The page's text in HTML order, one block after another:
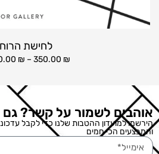
לחישת הרוח
350.00 ₪
–
₪
אוהבים לשמור על קשר? גם
הירשמו למועדון ההטבות שלנו כדי לקבל
והמבצעים הכי חמים